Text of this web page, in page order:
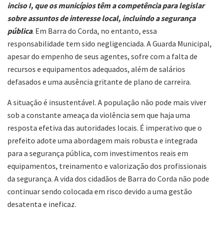
inciso I, que os municípios têm a competência para legislar
sobre assuntos de interesse local, incluindo a segurança
pública. Em Barra do Corda, no entanto, essa
responsabilidade tem sido negligenciada. A Guarda Municipal,
apesar do empenho de seus agentes, sofre com a falta de
recursos e equipamentos adequados, além de salários
defasados e uma ausência gritante de plano de carreira.
A situação é insustentável. A população não pode mais viver
sob a constante ameaça da violência sem que haja uma
resposta efetiva das autoridades locais. É imperativo que o
prefeito adote uma abordagem mais robusta e integrada
para a segurança pública, com investimentos reais em
equipamentos, treinamento e valorização dos profissionais
da segurança. A vida dos cidadãos de Barra do Corda não pode
continuar sendo colocada em risco devido a uma gestão
desatenta e ineficaz.